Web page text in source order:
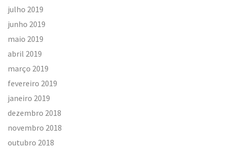
julho 2019
junho 2019
maio 2019
abril 2019
março 2019
fevereiro 2019
janeiro 2019
dezembro 2018
novembro 2018
outubro 2018